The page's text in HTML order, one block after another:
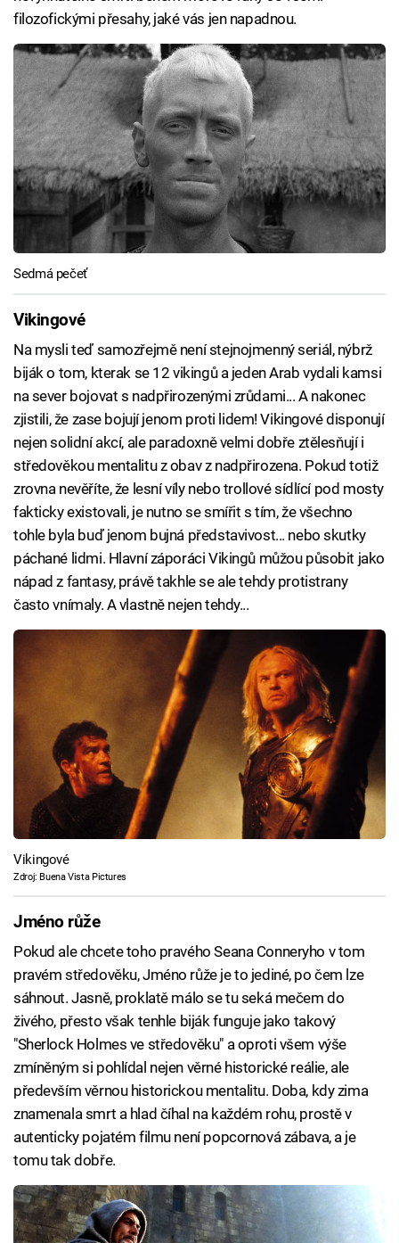
filozofickými přesahy, jaké vás jen napadnou.
Sedmá pečeť
Vikingové
Na mysli teď samozřejmě není stejnojmenný seriál, nýbrž
biják o tom, kterak se 12 vikingů a jeden Arab vydali kamsi
na sever bojovat s nadpřirozenými zrůdami... A nakonec
zjistili, že zase bojují jenom proti lidem! Vikingové disponují
nejen solidní akcí, ale paradoxně velmi dobře ztělesňují i
středověkou mentalitu z obav z nadpřirozena. Pokud totiž
zrovna nevěříte, že lesní víly nebo trollové sídlící pod mosty
fakticky existovali, je nutno se smířit s tím, že všechno
tohle byla buď jenom bujná představivost... nebo skutky
páchané lidmi. Hlavní záporáci Vikingů můžou působit jako
nápad z fantasy, právě takhle se ale tehdy protistrany
často vnímaly. A vlastně nejen tehdy...
Vikingové
Zdroj: Buena Vista Pictures
Jméno růže
Pokud ale chcete toho pravého Seana Conneryho v tom
pravém středověku, Jméno růže je to jediné, po čem lze
sáhnout. Jasně, proklatě málo se tu seká mečem do
živého, přesto však tenhle biják funguje jako takový
"Sherlock Holmes ve středověku" a oproti všem výše
zmíněným si pohlídal nejen věrné historické reálie, ale
především věrnou historickou mentalitu. Doba, kdy zima
znamenala smrt a hlad číhal na každém rohu, prostě v
autenticky pojatém filmu není popcornová zábava, a je
tomu tak dobře.